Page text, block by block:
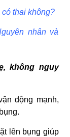
thai không?
nhân và
không nguy
động mạnh,
lên bụng giúp